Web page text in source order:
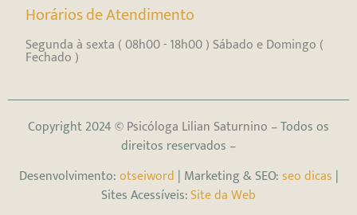
Horários de Atendimento
Segunda à sexta ( 08h00 - 18h00 ) Sábado e Domingo (
Fechado )
Copyright 2024 ©Psicóloga Lilian Saturnino – Todos os
direitos reservados –
Desenvolvimento:otseiword | Marketing & SEO:seo dicas |
Sites Acessíveis:Site da Web